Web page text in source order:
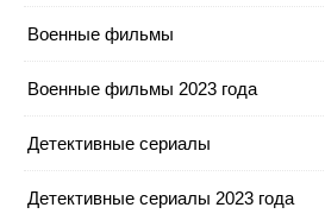
Военные фильмы
Военные фильмы 2023 года
Детективные сериалы
Детективные сериалы 2023 года